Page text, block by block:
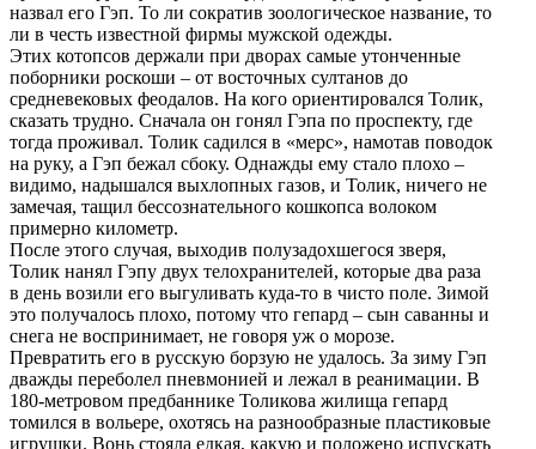
назвал его Гэп. То ли сократив зоологическое название, то
ли в честь известной фирмы мужской одежды.
Этих котопсов держали при дворах самые утонченные
поборники роскоши – от восточных султанов до
средневековых феодалов. На кого ориентировался Толик,
сказать трудно. Сначала он гонял Гэпа по проспекту, где
тогда проживал. Толик садился в «мерс», намотав поводок
на руку, а Гэп бежал сбоку. Однажды ему стало плохо –
видимо, надышался выхлопных газов, и Толик, ничего не
замечая, тащил бессознательного кошкопса волоком
примерно километр.
После этого случая, выходив полузадохшегося зверя,
Толик нанял Гэпу двух телохранителей, которые два раза
в день возили его выгуливать куда-то в чисто поле. Зимой
это получалось плохо, потому что гепард – сын саванны и
снега не воспринимает, не говоря уж о морозе.
Превратить его в русскую борзую не удалось. За зиму Гэп
дважды переболел пневмонией и лежал в реанимации. В
180-метровом предбаннике Толикова жилища гепард
томился в вольере, охотясь на разнообразные пластиковые
игрушки. Вонь стояла едкая, какую и положено испускать